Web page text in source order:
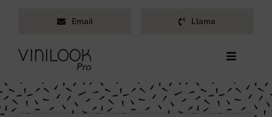
contenido
Email Llama
Toggle
Inicio
Servicios